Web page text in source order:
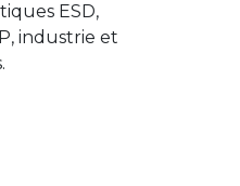
ESD,
industrie et